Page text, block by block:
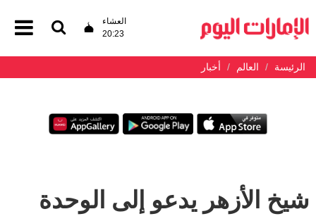
العشاء
20:23
الرئيسة العالم أخبار
شيخ الأزهر يدعو إلى الوحدة